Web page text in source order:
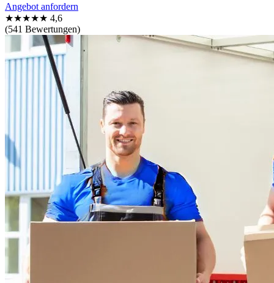
Angebot anfordern
★★★★★ 4,6
(541 Bewertungen)